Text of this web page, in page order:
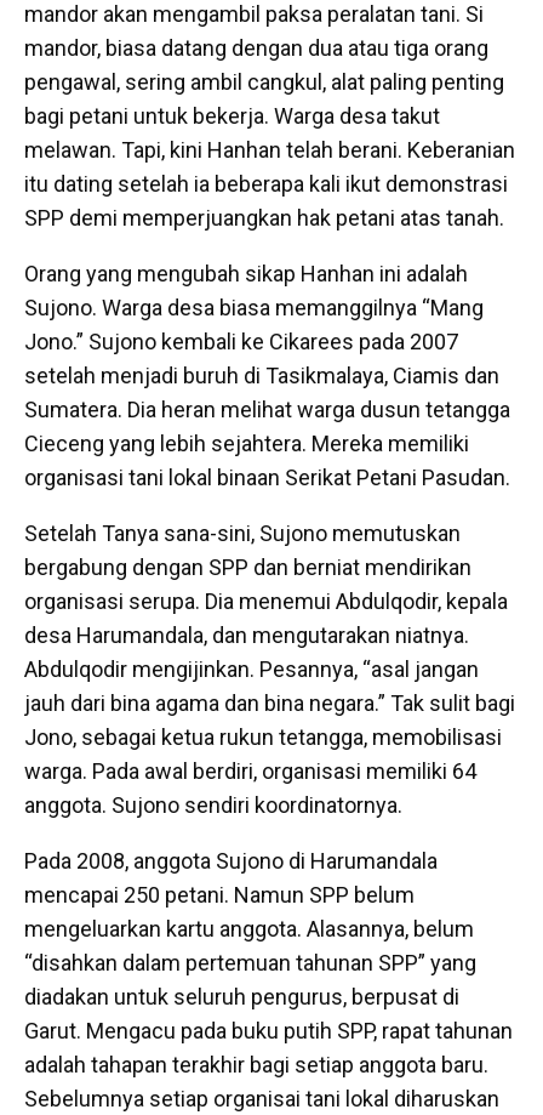
mandor akan mengambil paksa peralatan tani. Si
mandor, biasa datang dengan dua atau tiga orang
pengawal, sering ambil cangkul, alat paling penting
bagi petani untuk bekerja. Warga desa takut
melawan. Tapi, kini Hanhan telah berani. Keberanian
itu dating setelah ia beberapa kali ikut demonstrasi
SPP demi memperjuangkan hak petani atas tanah.
Orang yang mengubah sikap Hanhan ini adalah
Sujono. Warga desa biasa memanggilnya “Mang
Jono.” Sujono kembali ke Cikarees pada 2007
setelah menjadi buruh di Tasikmalaya, Ciamis dan
Sumatera. Dia heran melihat warga dusun tetangga
Cieceng yang lebih sejahtera. Mereka memiliki
organisasi tani lokal binaan Serikat Petani Pasudan.
Setelah Tanya sana-sini, Sujono memutuskan
bergabung dengan SPP dan berniat mendirikan
organisasi serupa. Dia menemui Abdulqodir, kepala
desa Harumandala, dan mengutarakan niatnya.
Abdulqodir mengijinkan. Pesannya, “asal jangan
jauh dari bina agama dan bina negara.” Tak sulit bagi
Jono, sebagai ketua rukun tetangga, memobilisasi
warga. Pada awal berdiri, organisasi memiliki 64
anggota. Sujono sendiri koordinatornya.
Pada 2008, anggota Sujono di Harumandala
mencapai 250 petani. Namun SPP belum
mengeluarkan kartu anggota. Alasannya, belum
“disahkan dalam pertemuan tahunan SPP” yang
diadakan untuk seluruh pengurus, berpusat di
Garut. Mengacu pada buku putih SPP, rapat tahunan
adalah tahapan terakhir bagi setiap anggota baru.
Sebelumnya setiap organisai tani lokal diharuskan